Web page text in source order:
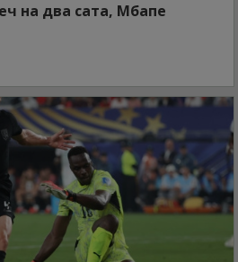
на два сата, Мбапе